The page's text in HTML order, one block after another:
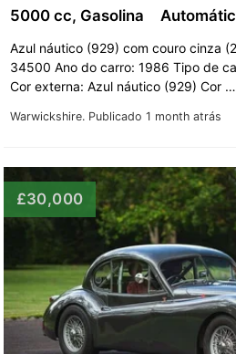
Warwickshire. Publicado 1 month atrás
5000 cc, Gasolina
Azul náutico (929) com couro cinza
34500 Ano do carro: 1986 Tipo de
Cor externa: Azul náutico (929) Cor …
£30,000